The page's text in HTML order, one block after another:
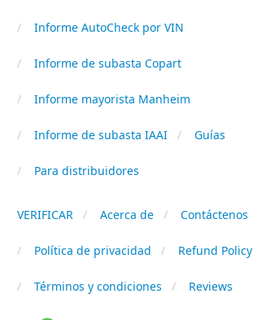
Informe AutoCheck por VIN
Informe de subasta Copart
Informe mayorista Manheim
Informe de subasta IAAI Guías
Para distribuidores
VERIFICAR Acerca de Contáctenos
Política de privacidad Refund Policy
Términos y condiciones Reviews